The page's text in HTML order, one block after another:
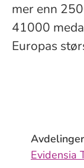
mer enn
41000
Europas
Avdelinger
Evidensia